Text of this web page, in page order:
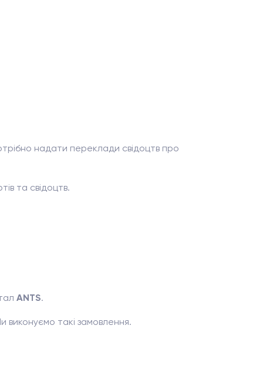
надати переклади свідоцтв про
та свідоцтв.
ANTS.
виконуємо такі замовлення.